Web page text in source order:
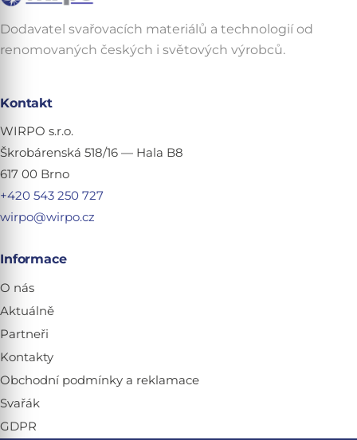
Dodavatel svařovacích materiálů a technologií od
renomovaných českých i světových výrobců.
Kontakt
WIRPO s.r.o.
Škrobárenská 518/16 — Hala B8
617 00 Brno
+420 543 250 727
wirpo@wirpo.cz
Informace
O nás
Aktuálně
Partneři
Kontakty
Obchodní podmínky a reklamace
Svařák
GDPR